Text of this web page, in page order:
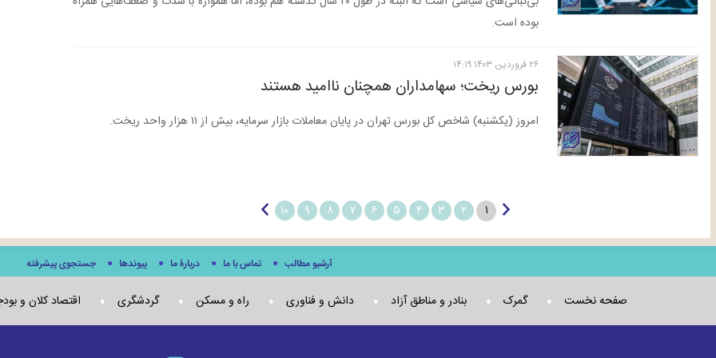
بوده است.
۲۶ فروردين ۱۴۰۳ ۱۴:۱۹
بورس ریخت؛ سهامداران همچنان ناامید هستند
امروز (یکشنبه) شاخص کل بورس تهران در پایان معاملات بازار سرمایه، بیش از ۱۱ هزار واحد ریخت.
۱ ۲ ۳ ۴ ۵ ۶ ۷ ۸ ۹ ۱۰
آرشیو مطالب تماس با ما دربارۀ ما پيوندها جستجوی پيشرفته
صفحه نخست گمرک بنادر و مناطق آزاد دانش و فناوری راه و مسکن گردشگری اقتصاد کلان و